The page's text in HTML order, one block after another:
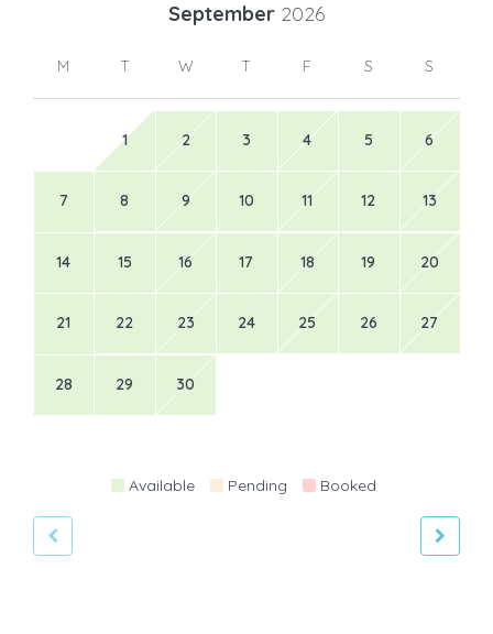
September 2026
M T W T F S S
1 2 3 4 5 6
7 8 9 10 11 12 13
14 15 16 17 18 19 20
21 22 23 24 25 26 27
28 29 30
Available Pending Booked